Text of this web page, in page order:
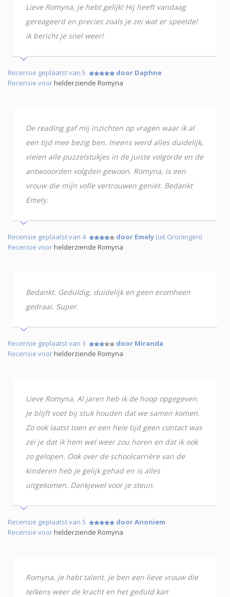
Lieve Romyna, je hebt gelijk! Hij heeft vandaag
gereageerd en precies zoals je zei wat er speelde!
ik bericht je snel weer!
Recensie geplaatst van 5
door Daphne
Recensie voorhelderziende Romyna
De reading gaf mij inzichten op vragen waar ik al
een tijd mee bezig ben. Ineens werd alles duidelijk,
vielen alle puzzelstukjes in de juiste volgorde en de
antwooorden volgden gewoon. Romyna, is een
vrouw die mijn volle vertrouwen geniet. Bedankt
Emely.
Recensie geplaatst van 4 door Emely (uit Groningen)
Recensie voorhelderziende Romyna
Bedankt. Geduldig, duidelijk en geen eromheen
gedraai. Super.
Recensie geplaatst van 3
door Miranda
Recensie voorhelderziende Romyna
Lieve Romyna, Al jaren heb ik de hoop opgegeven.
Je blijft voet bij stuk houden dat we samen komen.
Zo ook laatst toen er een hele tijd geen contact was
zei je dat ik hem wel weer zou horen en dat ik ook
zo gelopen. Ook over de schoolcarrière van de
kinderen heb je gelijk gehad en is alles
uitgekomen. Dankjewel voor je steun.
Recensie geplaatst van 5
door Anoniem
Recensie voorhelderziende Romyna
Romyna, je hebt talent. je ben een lieve vrouw die
telkens weer de kracht en het geduld kan